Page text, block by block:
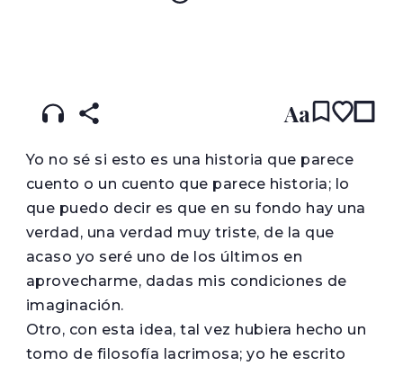
Aa
Yo no sé si esto es una historia que parece
cuento o un cuento que parece historia; lo
que puedo decir es que en su fondo hay una
verdad, una verdad muy triste, de la que
acaso yo seré uno de los últimos en
aprovecharme, dadas mis condiciones de
imaginación.
Otro, con esta idea, tal vez hubiera hecho un
tomo de filosofía lacrimosa; yo he escrito